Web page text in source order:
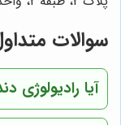
سوالات
آیا رادیولوژی